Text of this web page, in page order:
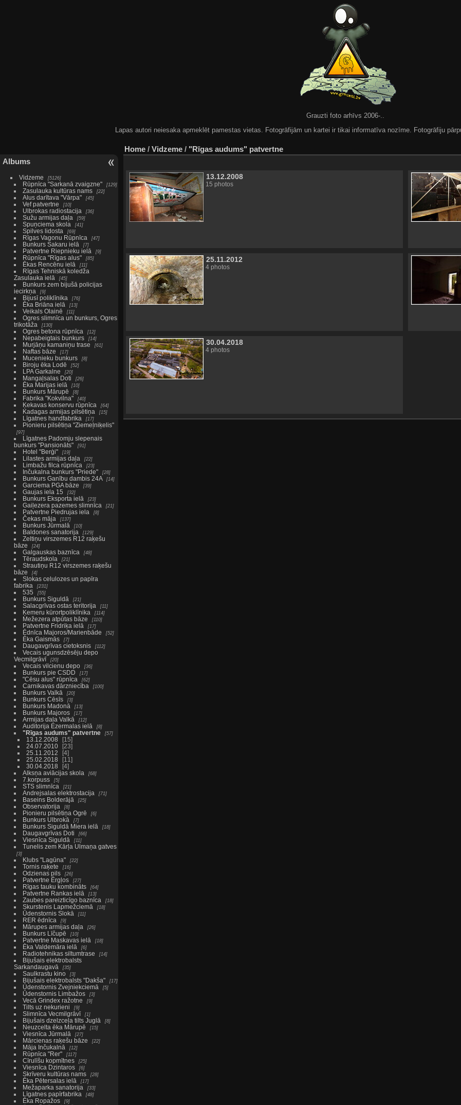
Grauzti foto arhīvs 2006-..
Lapas autori neiesaka apmeklēt pamestas vietas. Fotogrāfijām un kartei ir tikai informatīva nozīme. Fotogrāfiju
Albums
Vidzeme 5126
Rūpnīca "Sarkanā zvaigzne" 129
Zasulauka kultūras nams 22
Alus darītava "Vārpa" 45
Vef patvertne 10
Ulbrokas radiostacija 36
Sužu armijas daļa 59
Spuņciema skola 41
Spilves lidosta 69
Rīgas Vagonu Rūpnīca 47
Bunkurs Sakaru ielā 7
Patvertne Riepnieku ielā 9
Rūpnīca "Rīgas alus" 85
Ēkas Rencēnu ielā 11
Rīgas Tehniskā koledža
Zasulauka ielā
45
Bunkurs zem bijušā policijas
iecirkņa
9
Bijusī poliklīnika 76
Ēka Briāna ielā 13
Veikals Olainē 11
Ogres slimnīca un bunkurs, Ogres
trikotāža
130
Ogres betona rūpnīca 12
Nepabeigtais bunkurs 14
Murjāņu kamaniņu trase 61
Naftas bāze 17
Mucenieku bunkurs 8
Biroju ēka Lodē 52
LPA Garkalne 20
Mangaļsalas Doti 26
Ēka Marijas ielā 10
Bunkurs Mārupē 8
Fabrika "Kokvilna" 40
Ķekavas konservu rūpnīca 64
Kadagas armijas pilsētiņa 15
Līgatnes handfabrika 17
Pionieru pilsētiņa "Ziemeļniķelis"
97
Līgatnes Padomju slepenais
bunkurs "Pansionāts"
91
Hotel "Berģi" 19
Lilastes armijas daļa 22
Limbažu filca rūpnīca 23
Inčukalna bunkurs "Priede" 28
Bunkurs Ganību dambis 24A 14
Garciema PGA bāze 39
Gaujas iela 15 32
Bunkurs Eksporta ielā 23
Gaiļezera pazemes slimnīca 21
Patvertne Piedrujas iela 8
Čekas māja 137
Bunkurs Jūrmalā 10
Baldones sanatorija 129
Zeltiņu virszemes R12 raķešu
bāze
24
Galgauskas baznīca 48
Tēraudskola 21
Strautiņu R12 virszemes raķešu
bāze
4
Slokas celulozes un papīra
fabrika
231
535 55
Bunkurs Siguldā 21
Salacgrīvas ostas teritorija 11
Ķemeru kūrortpoliklīnika 114
Mežezera atpūtas bāze 110
Patvertne Fridriķa ielā 17
Ēdnīca Majoros/Marienbāde 52
Ēka Gaismās 7
Daugavgrīvas cietoksnis 112
Vecais ugunsdzēsēju depo
Vecmilgrāvī
20
Vecais vilcienu depo 36
Bunkurs pie CSDD 17
"Cēsu alus" rūpnīca 62
Carnikavas dārzniecība 100
Bunkurs Valkā 20
Bunkurs Cēsīs 3
Bunkurs Madonā 13
Bunkurs Majoros 17
Armijas daļa Valkā 12
Auditorija Ezermalas ielā 8
"Rīgas audums" patvertne 57
13.12.2008
15
24.07.2010
23
25.11.2012
4
25.02.2018
11
30.04.2018
4
Alksņa aviācijas skola
68
7.korpuss 5
STS slimnīca 21
Andrejsalas elektrostacija 71
Baseins Bolderājā 25
Observatorija 8
Pionieru pilsētiņa Ogrē 6
Bunkurs Ulbrokā 7
Bunkurs Siguldā Miera ielā 18
Daugavgrīvas Doti 66
Viesnīca Siguldā 11
Tunelis zem Kārļa Ulmaņa gatves
3
Klubs "Lagūna" 22
Tornis raķete 16
Odzienas pils 26
Patvertne Ērgļos 27
Rīgas tauku kombināts 64
Patvertne Rankas ielā 13
Zaubes pareizticīgo baznīca 18
Skurstenis Lapmežciemā 18
Ūdenstornis Slokā 11
RER ēdnīca 9
Mārupes armijas daļa 26
Bunkurs Līčupē 10
Patvertne Maskavas ielā 18
Ēka Valdemāra ielā 6
Radiotehnikas siltumtrase 14
Bijušais elektrobalsts
Sarkandaugavā
35
Saulkrastu kino 3
Bijušais elektrobalsts "Dakša" 17
Ūdenstornis Zvejniekciemā 5
Ūdenstornis Limbažos 3
Vecā Grindex ražotne 9
Tilts uz nekurieni 9
Slimnīca Vecmilgrāvī 1
Bijušais dzelzceļa tilts Juglā 8
Neuzcelta ēka Mārupē 15
Viesnīca Jūrmalā 27
Mārcienas raķešu bāze 22
Māja Inčukalnā 12
Rūpnīca "Rer" 117
Cīrulīšu kopmītnes 25
Viesnīca Dzintaros 6
Skrīveru kultūras nams 28
Ēka Pētersalas ielā 17
Mežaparka sanatorija 33
Līgatnes papīrfabrika 48
Ēka Ropažos 9
Home / Vidzeme / "Rīgas audums" patvertne
13.12.2008
15 photos
25.11.2012
4 photos
30.04.2018
4 photos